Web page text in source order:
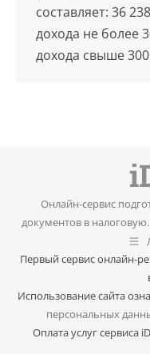
составляет: 36
дохода не более
дохода свыше
Онлайн-сервис
документов в
Первый сервис онлайн-
Использование сайта
персональных
Оплата услуг сервиса